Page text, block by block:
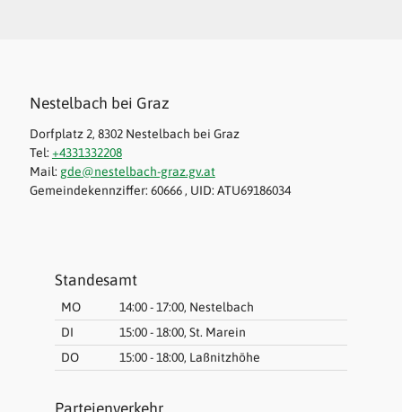
Nestelbach bei Graz
Dorfplatz 2, 8302 Nestelbach bei Graz
Tel: +4331332208
Mail: gde@nestelbach-graz.gv.at
Gemeindekennziffer: 60666 , UID: ATU69186034
Standesamt
MO
14:00 - 17:00, Nestelbach
DI
15:00 - 18:00, St. Marein
DO
15:00 - 18:00, Laßnitzhöhe